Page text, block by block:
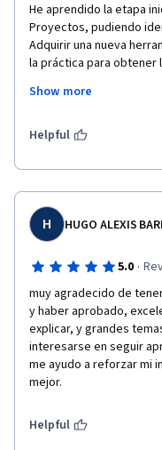
He aprendido la etapa
Proyectos, pudiendo
Adquirir una nueva
la práctica para
Equipo.
¡ Muchas gracias por
Swany Gallardo Morales.
Show more
Helpful
H HUGO ALEXIS
5.0 ·
muy agradecido de
y haber aprobado,
explicar, y grandes
interesarse en seguir
me ayudo a reforzar mi
mejor.
Helpful